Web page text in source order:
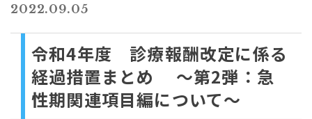
2022.09.05
令和4年度 診療報酬改定に係る
経過措置まとめ ～第2弾：急
性期関連項目編について～